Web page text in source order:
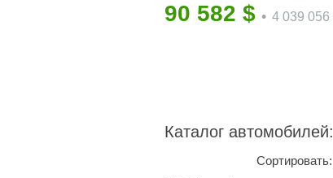
90 582 $ • 4 039 056
Каталог автомобилей:
Сортировать: